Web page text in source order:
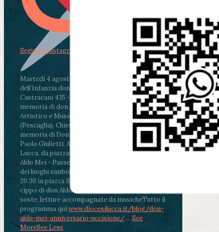
Martedì 4 agosto2026
ore 11:30 - Lucca, Scuola
dell’Infanzia don Aldo Mei - Viale Castruccio
Castracani 435 - Inaugurazione murales in
memoria di don Aldo Mei curato dal Liceo
Artistico e Musicale “Passaglia”
ore 18 - Fiano
(Pescaglia), Chiesa parrocchiale - Messa in
memoria di Don Aldo Mei celebrata da mons.
Paolo Giulietti, Arcivescovo di Lucca
ore 20.30 -
Lucca, da piazza San Michele al Cippo di don
Aldo Mei - Passeggiata della Memoria in alcuni
dei luoghi simbolo della città. Ritrovo alle ore
20.30 in piazza San Michele con conclusione al
cippo di don Aldo Mei (Porta Elisa). Durante le
soste, letture accompagnate da musicheTutto il
programma qui:www.diocesilucca.it/blog/don-
aldo-mei-anniversario-uccisione/ ... See
MoreSee Less
Segui su Instagram